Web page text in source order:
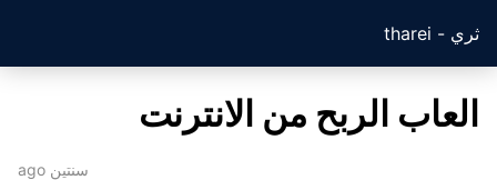
ثري - tharei
العاب الربح من الانترنت
سنتين ago